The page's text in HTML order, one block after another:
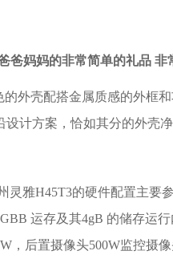
的外壳配搭金属质感的外框
设计方案，恰如其分的外壳
灵雅H45T3的硬件配置主要
运存及其4gB 的储存运
，后置摄像头500W监控摄